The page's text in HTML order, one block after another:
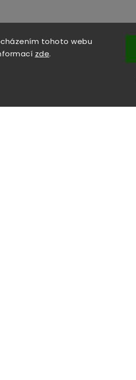
tohoto webu
zde.